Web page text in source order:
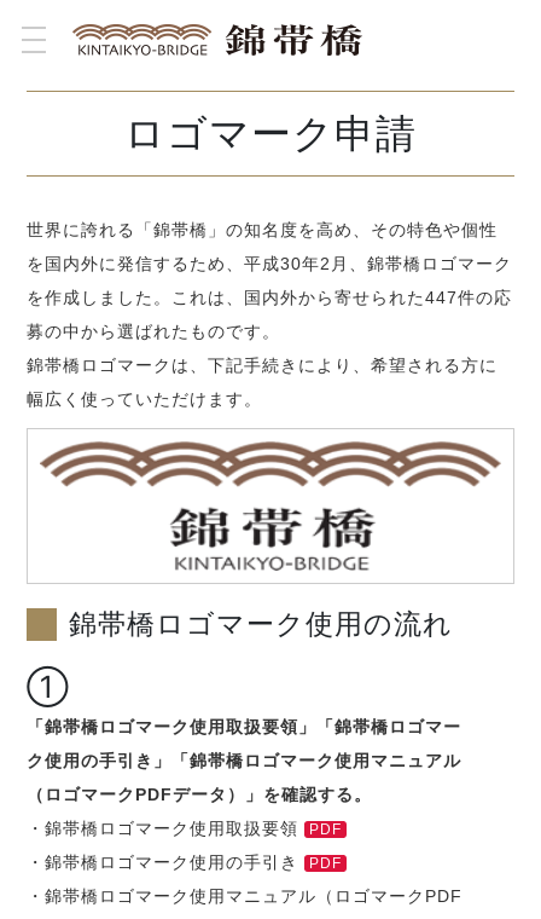
toggle navigation
ロゴマーク申請
世界に誇れる「錦帯橋」の知名度を高め、その特色や個性
を国内外に発信するため、平成30年2月、錦帯橋ロゴマーク
を作成しました。これは、国内外から寄せられた447件の応
募の中から選ばれたものです。
錦帯橋ロゴマークは、下記手続きにより、希望される方に
幅広く使っていただけます。
錦帯橋ロゴマーク使用の流れ
①
「錦帯橋ロゴマーク使用取扱要領」「錦帯橋ロゴマー
ク使用の手引き」「錦帯橋ロゴマーク使用マニュアル
（ロゴマークPDFデータ）」を確認する。
・錦帯橋ロゴマーク使用取扱要領
PDF
・錦帯橋ロゴマーク使用の手引き PDF
・錦帯橋ロゴマーク使用マニュアル（ロゴマークPDF